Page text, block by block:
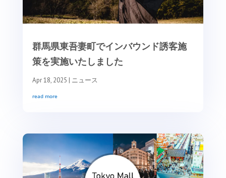
群馬県東吾妻町でインバウンド誘客施
策を実施いたしました
Apr 18, 2025 | ニュース
read more